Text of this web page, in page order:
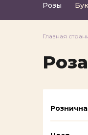
Розы
Главная
Роза